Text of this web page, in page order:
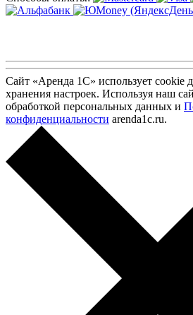
Сайт «Аренда 1С» использует cookie
хранения настроек. Используя наш
обработкой персональных данных и
конфиденциальности arenda1c.ru.